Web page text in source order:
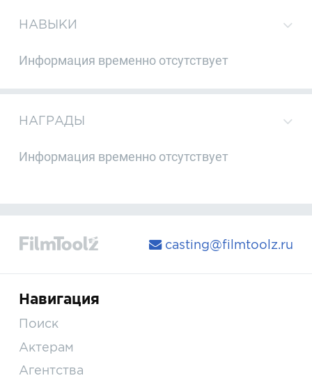
НАВЫКИ
Информация временно отсутствует
НАГРАДЫ
Информация временно отсутствует
casting@filmtoolz.ru
Навигация
Поиск
Актерам
Агентства